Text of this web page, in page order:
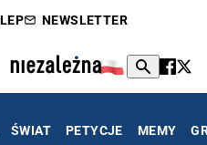
NEWSLETTER
ŚWIAT PETYCJE MEMY